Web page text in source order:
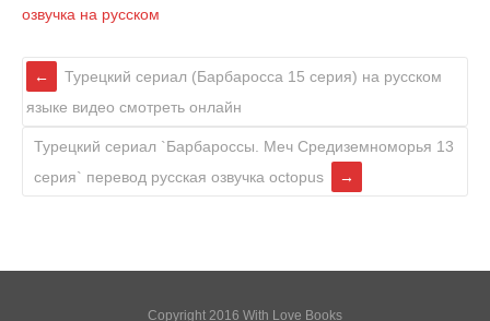
озвучка на русском
Турецкий сериал (Барбаросса 15 серия) на русском
языке видео смотреть онлайн
Турецкий сериал `Барбароссы. Меч Средиземноморья 13
серия` перевод русская озвучка octopus
Copyright 2016 With Love Books